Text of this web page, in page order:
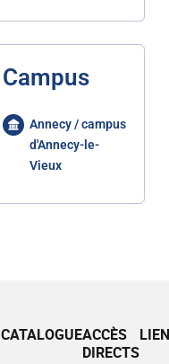
Campus
Annecy / campus
d'Annecy-le-
Vieux
CATALOGUEACCÈS
DIRECTS